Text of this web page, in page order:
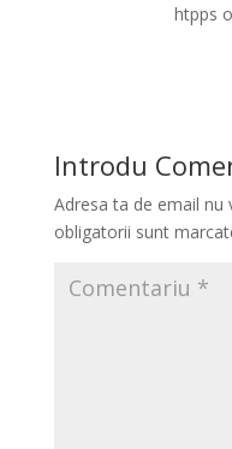
htpps
Introdu
Adresa ta de email nu
obligatorii sunt